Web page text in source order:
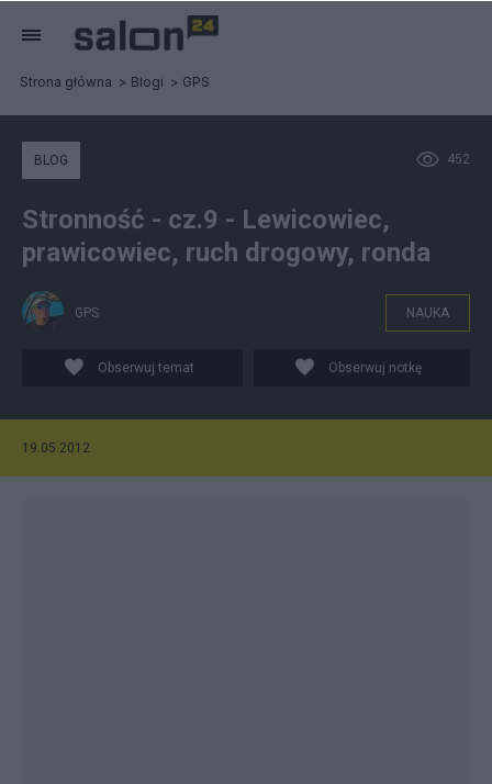
Strona główna Blogi GPS
452
BLOG
Stronność - cz.9 - Lewicowiec,
prawicowiec, ruch drogowy, ronda
GPS NAUKA
Obserwuj temat Obserwuj notkę
19.05.2012